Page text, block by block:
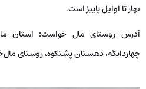
بهار تا اوایل پاییز است.
آدرس روستای مال خواست: استان
چهاردانگه، دهستان پشتکوه، روستای